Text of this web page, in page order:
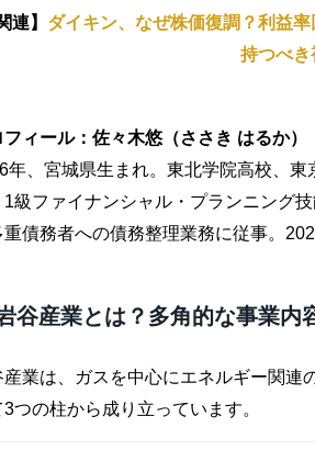
連】 ダイキン、なぜ株価復調？利益
持つべき
フィール：佐々木悠（ささき はるか）
年、宮城県生まれ。東北学院高校、
1級ファイナンシャル・プランニング
重債務者への債務整理業務に従事。
谷産業とは？多角的な事業内
産業は、ガスを中心にエネルギー関連
3つの柱から成り立っています。